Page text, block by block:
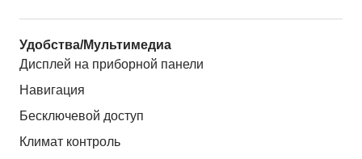
Удобства/Мультимедиа
Дисплей на приборной панели
Навигация
Бесключевой доступ
Климат контроль